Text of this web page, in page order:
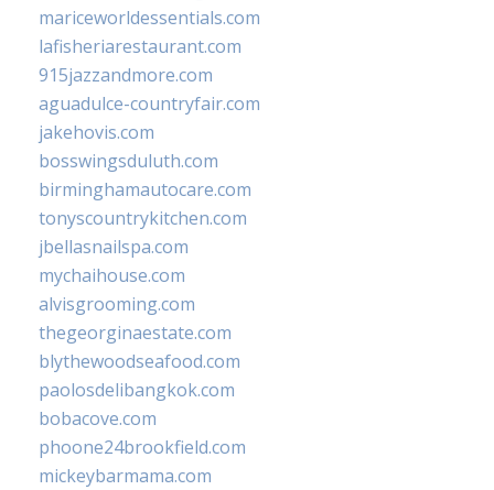
mariceworldessentials.com
lafisheriarestaurant.com
915jazzandmore.com
aguadulce-countryfair.com
jakehovis.com
bosswingsduluth.com
birminghamautocare.com
tonyscountrykitchen.com
jbellasnailspa.com
mychaihouse.com
alvisgrooming.com
thegeorginaestate.com
blythewoodseafood.com
paolosdelibangkok.com
bobacove.com
phoone24brookfield.com
mickeybarmama.com